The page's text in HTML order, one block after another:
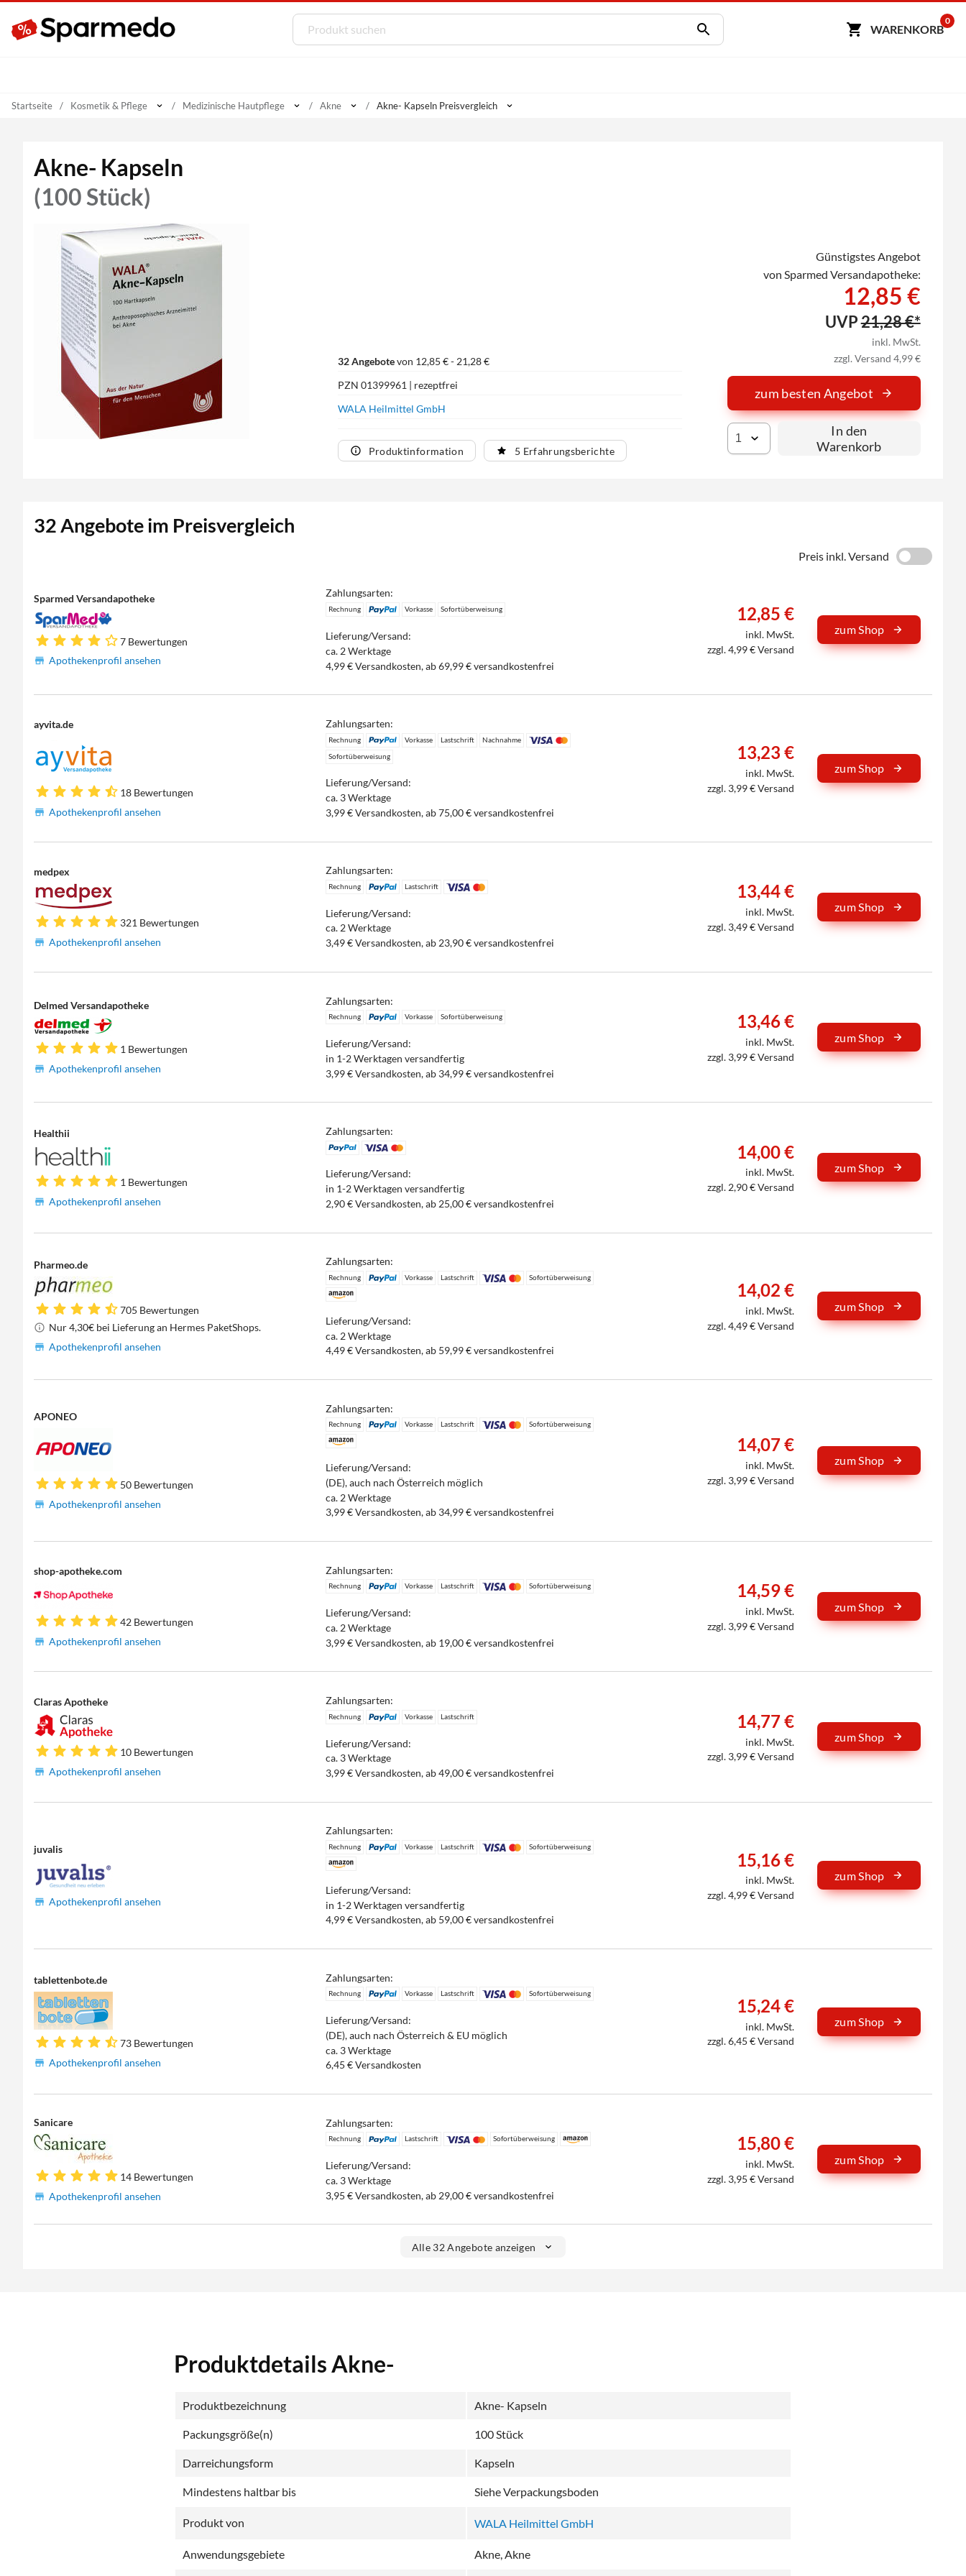
WARENKORB
0
Startseite Kosmetik & Pflege Medizinische Hautpflege Akne Akne- Kapseln Preisvergleich
Akne- Kapseln
(100 Stück)
32 Angebotevon 12,85 € - 21,28 €
PZN 01399961 | rezeptfrei
WALA Heilmittel GmbH
Produktinformation 5 Erfahrungsberichte
Günstigstes Angebot
von Sparmed Versandapotheke:
12,85 €
UVP21,28 €*
inkl. MwSt.
zzgl. Versand 4,99 €
zum besten Angebot
In den
Warenkorb
32 Angebote im Preisvergleich
Preis inkl. Versand
Sparmed Versandapotheke
7 Bewertungen
Apothekenprofil ansehen
Zahlungsarten:
Rechnung Vorkasse Sofortüberweisung
Lieferung/Versand:
ca. 2 Werktage
4,99 € Versandkosten, ab 69,99 € versandkostenfrei
12,85 €
inkl. MwSt.
zzgl. 4,99 € Versand
zum Shop
ayvita.de
18 Bewertungen
Apothekenprofil ansehen
Zahlungsarten:
Rechnung Vorkasse Lastschrift
Nachnahme
Sofortüberweisung
Lieferung/Versand:
ca. 3 Werktage
3,99 € Versandkosten, ab 75,00 € versandkostenfrei
13,23 €
inkl. MwSt.
zzgl. 3,99 € Versand
zum Shop
medpex
321 Bewertungen
Apothekenprofil ansehen
Zahlungsarten:
Rechnung Lastschrift
Lieferung/Versand:
ca. 2 Werktage
3,49 € Versandkosten, ab 23,90 € versandkostenfrei
13,44 €
inkl. MwSt.
zzgl. 3,49 € Versand
zum Shop
Delmed Versandapotheke
1 Bewertungen
Apothekenprofil ansehen
Zahlungsarten:
Rechnung Vorkasse Sofortüberweisung
Lieferung/Versand:
in 1-2 Werktagen versandfertig
3,99 € Versandkosten, ab 34,99 € versandkostenfrei
13,46 €
inkl. MwSt.
zzgl. 3,99 € Versand
zum Shop
Healthii
1 Bewertungen
Apothekenprofil ansehen
Zahlungsarten:
Lieferung/Versand:
in 1-2 Werktagen versandfertig
2,90 € Versandkosten, ab 25,00 € versandkostenfrei
14,00 €
inkl. MwSt.
zzgl. 2,90 € Versand
zum Shop
Pharmeo.de
705 Bewertungen
Nur 4,30€ bei Lieferung an Hermes PaketShops.
Apothekenprofil ansehen
Zahlungsarten:
Rechnung Vorkasse Lastschrift Sofortüberweisung
Lieferung/Versand:
ca. 2 Werktage
4,49 € Versandkosten, ab 59,99 € versandkostenfrei
14,02 €
inkl. MwSt.
zzgl. 4,49 € Versand
zum Shop
APONEO
50 Bewertungen
Apothekenprofil ansehen
Zahlungsarten:
Rechnung Vorkasse Lastschrift Sofortüberweisung
Lieferung/Versand:
(DE), auch nach Österreich möglich
ca. 2 Werktage
3,99 € Versandkosten, ab 34,99 € versandkostenfrei
14,07 €
inkl. MwSt.
zzgl. 3,99 € Versand
zum Shop
shop-apotheke.com
42 Bewertungen
Apothekenprofil ansehen
Zahlungsarten:
Rechnung Vorkasse Lastschrift Sofortüberweisung
Lieferung/Versand:
ca. 2 Werktage
3,99 € Versandkosten, ab 19,00 € versandkostenfrei
14,59 €
inkl. MwSt.
zzgl. 3,99 € Versand
zum Shop
Claras Apotheke
10 Bewertungen
Apothekenprofil ansehen
Zahlungsarten:
Rechnung Vorkasse Lastschrift
Lieferung/Versand:
ca. 3 Werktage
3,99 € Versandkosten, ab 49,00 € versandkostenfrei
14,77 €
inkl. MwSt.
zzgl. 3,99 € Versand
zum Shop
juvalis
Apothekenprofil ansehen
Zahlungsarten:
Rechnung Vorkasse Lastschrift Sofortüberweisung
Lieferung/Versand:
in 1-2 Werktagen versandfertig
4,99 € Versandkosten, ab 59,00 € versandkostenfrei
15,16 €
inkl. MwSt.
zzgl. 4,99 € Versand
zum Shop
tablettenbote.de
73 Bewertungen
Apothekenprofil ansehen
Zahlungsarten:
Rechnung Vorkasse Lastschrift Sofortüberweisung
Lieferung/Versand:
(DE), auch nach Österreich & EU möglich
ca. 3 Werktage
6,45 € Versandkosten
15,24 €
inkl. MwSt.
zzgl. 6,45 € Versand
zum Shop
Sanicare
14 Bewertungen
Apothekenprofil ansehen
Zahlungsarten:
Rechnung Lastschrift Sofortüberweisung
Lieferung/Versand:
ca. 3 Werktage
3,95 € Versandkosten, ab 29,00 € versandkostenfrei
15,80 €
inkl. MwSt.
zzgl. 3,95 € Versand
zum Shop
Alle 32 Angebote anzeigen
Produktdetails Akne-
Produktbezeichnung Akne- Kapseln
Packungsgröße(n) 100 Stück
Darreichungsform Kapseln
Mindestens haltbar bis Siehe Verpackungsboden
Produkt von WALA Heilmittel GmbH
Anwendungsgebiete Akne, Akne